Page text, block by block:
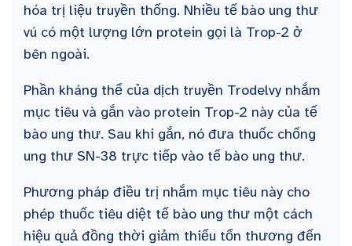
hóa trị liệu truyền thống. Nhiều tế bào ung thư
vú có một lượng lớn protein gọi là Trop-2 ở
bên ngoài.
Phần kháng thể của dịch truyền Trodelvy nhắm
mục tiêu và gắn vào protein Trop-2 này của tế
bào ung thư. Sau khi gắn, nó đưa thuốc chống
ung thư SN-38 trực tiếp vào tế bào ung thư.
Phương pháp điều trị nhắm mục tiêu này cho
phép thuốc tiêu diệt tế bào ung thư một cách
hiệu quả đồng thời giảm thiểu tổn thương đến